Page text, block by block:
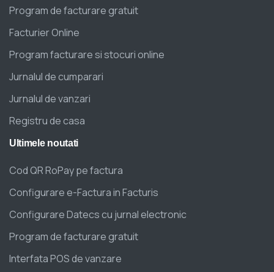
Program de facturare gratuit
Facturier Online
Program facturare si stocuri online
Jurnalul de cumparari
Jurnalul de vanzari
Registru de casa
Ultimele noutati
Cod QR RoPay pe factura
Configurare e-Factura in Facturis
Configurare Datecs cu jurnal electronic
Program de facturare gratuit
Interfata POS de vanzare